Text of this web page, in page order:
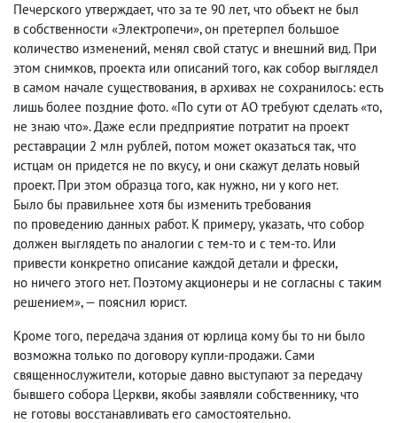
Печерского утверждает, что за те 90 лет, что объект не был
в собственности «Электропечи», он претерпел большое
количество изменений, менял свой статус и внешний вид. При
этом снимков, проекта или описаний того, как собор выглядел
в самом начале существования, в архивах не сохранилось: есть
лишь более поздние фото. «По сути от АО требуют сделать «то,
не знаю что». Даже если предприятие потратит на проект
реставрации 2 млн рублей, потом может оказаться так, что
истцам он придется не по вкусу, и они скажут делать новый
проект. При этом образца того, как нужно, ни у кого нет.
Было бы правильнее хотя бы изменить требования
по проведению данных работ. К примеру, указать, что собор
должен выглядеть по аналогии с тем-то и с тем-то. Или
привести конкретно описание каждой детали и фрески,
но ничего этого нет. Поэтому акционеры и не согласны с таким
решением», — пояснил юрист.
Кроме того, передача здания от юрлица кому бы то ни было
возможна только по договору купли-продажи. Сами
священнослужители, которые давно выступают за передачу
бывшего собора Церкви, якобы заявляли собственнику, что
не готовы восстанавливать его самостоятельно.